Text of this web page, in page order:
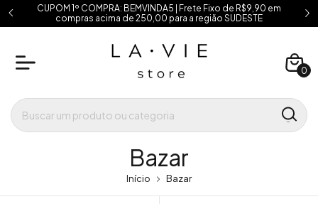
CUPOM 1º COMPRA: BEMVINDA5 | Frete Fixo de R$9,90 em
compras acima de 250,00 para a região SUDESTE
0
Bazar
Início Bazar